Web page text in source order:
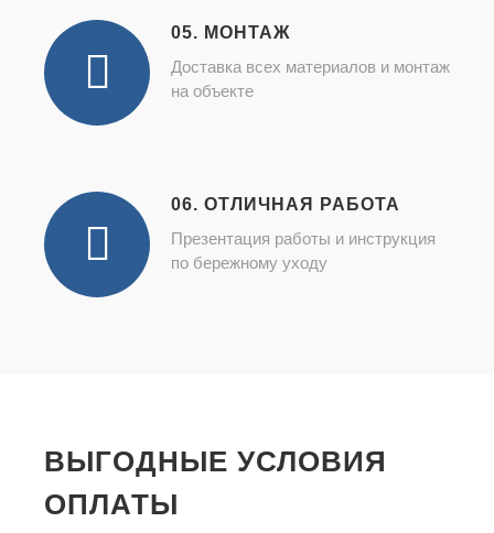
05. МОНТАЖ
Доставка всех материалов и монтаж
на объекте
06. ОТЛИЧНАЯ РАБОТА
Презентация работы и инструкция
по бережному уходу
ВЫГОДНЫЕ УСЛОВИЯ
ОПЛАТЫ